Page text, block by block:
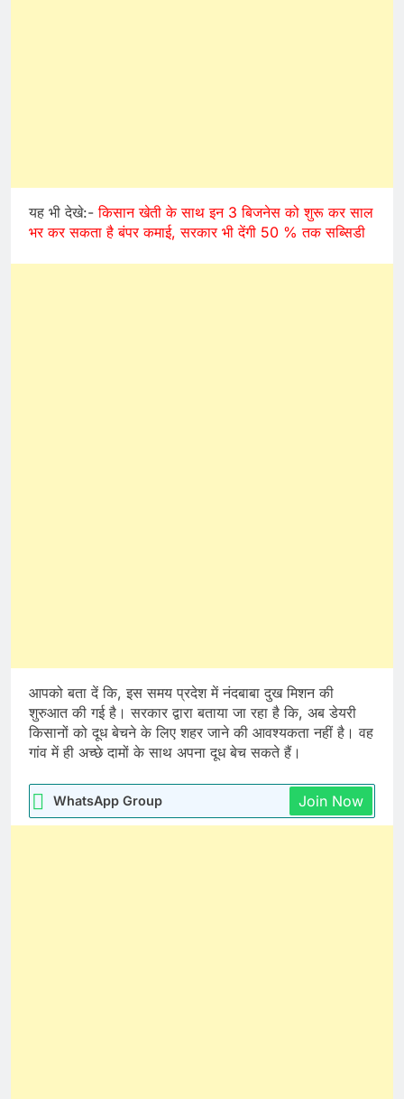
यह भी देखे:-किसान खेती के साथ इन 3 बिजनेस को शुरू कर साल
भर कर सकता है बंपर कमाई, सरकार भी देंगी 50 % तक सब्सिडी
आपको बता दें कि, इस समय प्रदेश में नंदबाबा दुख मिशन की
शुरुआत की गई है। सरकार द्वारा बताया जा रहा है कि, अब डेयरी
किसानों को दूध बेचने के लिए शहर जाने की आवश्यकता नहीं है। वह
गांव में ही अच्छे दामों के साथ अपना दूध बेच सकते हैं।
WhatsApp Group Join Now